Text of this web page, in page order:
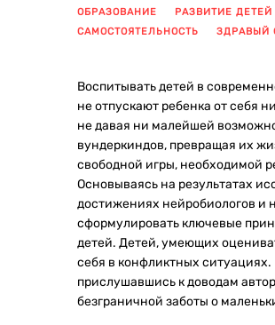
ОБРАЗОВАНИЕ РАЗВИТИЕ ДЕТЕЙ
САМОСТОЯТЕЛЬНОСТЬ
ЗДРАВЫЙ
Воспитывать детей в
не отпускают ребенка от себя
не давая ни малейшей
вундеркиндов, превращая их
свободной игры, необходимой
Основываясь на результатах
достижениях нейробиологов и
сформулировать ключевые
детей. Детей, умеющих
себя в конфликтных
прислушавшись к доводам
безграничной заботы о